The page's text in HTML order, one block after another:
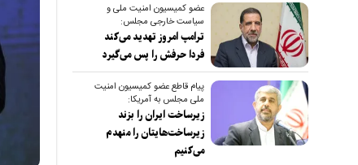
عضو کمیسیون امنیت ملی و
سیاست خارجی مجلس:
ترامپ امروز تهدید می‌کند
فردا حرفش را پس می‌گیرد
پیام قاطع عضو کمیسیون امنیت
ملی مجلس به آمریکا:
زیرساخت ایران را بزند
زیرساخت‌هایتان را منهدم
می‌کنیم